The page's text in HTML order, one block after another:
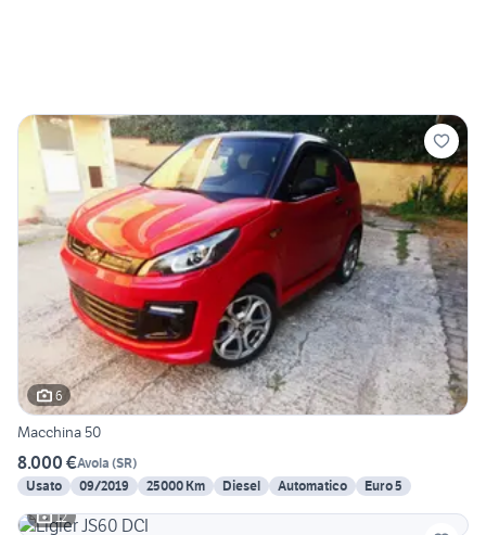
6
Macchina 50
8.000 €Avola (SR)
Usato
09/2019 25000 Km Diesel Automatico
Euro 5
12